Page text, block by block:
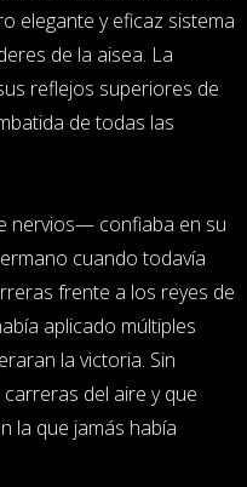
elegante y eficaz sistema
de la aisea. La
reflejos superiores de
de todas las
nervios— confiaba en su
cuando todavía
frente a los reyes de
aplicado múltiples
la victoria. Sin
del aire y que
la que jamás había